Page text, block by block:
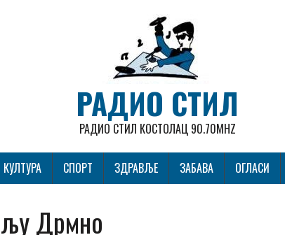
РАДИО СТИЛ
РАДИО СТИЛ КОСТОЛАЦ 90.70MHZ
КУЛТУРА СПОРТ ЗДРАВЉЕ ЗАБАВА ОГЛАСИ
Дрмно